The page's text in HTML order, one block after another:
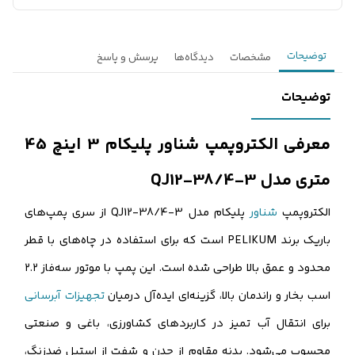
توضیحات مشخصات دیدگاه‌ها پرسش و پاسخ
توضیحات
معرفی الکتروپمپ شناور پلیکام 3 اینچ 45
متری مدل QJ12-38/4-3
الکتروپمپ شناور
پلیکام مدل QJ12-38/4-3 از سری پمپ‌های
باریک برند PELIKUM است که برای استفاده در چاه‌های با قطر
محدود و عمق بالا طراحی شده است. این پمپ با موتور سه‌فاز ۲.۲
اسب بخار و راندمان بالا، گزینه‌ای ایده‌آل درمیانتجهیزات آبرسانی
برای انتقال آب تمیز در کاربردهای کشاورزی، باغی و صنعتی